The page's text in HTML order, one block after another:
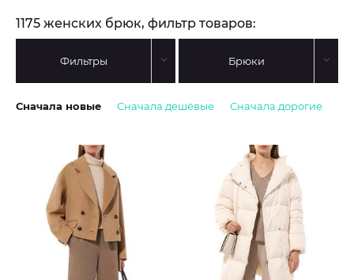
1175 женских брюк, фильтр товаров:
Фильтры Брюки
Сначала новые Сначала дешёвые Сначала дорогие